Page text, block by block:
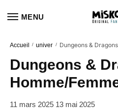
MENU
Accueil / univer / Dungeons &
Dungeons &
Homme/
11 mars 2025 13 mai 2025